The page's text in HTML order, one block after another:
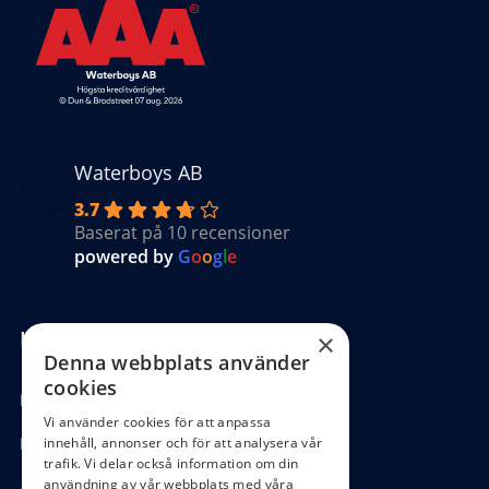
Waterboys AB
3.7
Baserat på 10 recensioner
powered by Google
Kundinformation
Köpvillkor
Hantering GDPR
×
Denna webbplats använder
cookies
Vi använder cookies för att anpassa
innehåll, annonser och för att analysera vår
trafik. Vi delar också information om din
användning av vår webbplats med våra